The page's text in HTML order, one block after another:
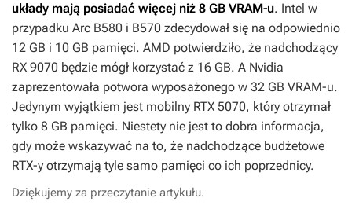
układy mają posiadać więcej niż 8 GB VRAM-u. Intel w
przypadku Arc B580 i B570 zdecydował się na odpowiednio
12 GB i 10 GB pamięci. AMD potwierdziło, że nadchodzący
RX 9070 będzie mógł korzystać z 16 GB. A Nvidia
zaprezentowała potwora wyposażonego w 32 GB VRAM-u.
Jedynym wyjątkiem jest mobilny RTX 5070, który otrzymał
tylko 8 GB pamięci. Niestety nie jest to dobra informacja,
gdy może wskazywać na to, że nadchodzące budżetowe
RTX-y otrzymają tyle samo pamięci co ich poprzednicy.
Dziękujemy za przeczytanie artykułu.